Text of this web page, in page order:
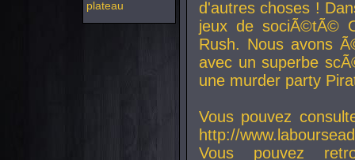
plateau
d'autres choses !
jeux de sociÃ©tÃ©
Rush. Nous avons
avec un superbe
une murder party
Vous pouvez
http://
Vous pouvez